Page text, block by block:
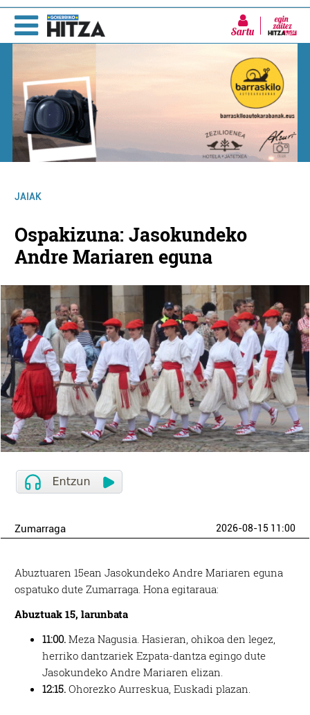
Sartu
JAIAK
Ospakizuna: Jasokundeko
Andre Mariaren eguna
Zumarraga 2026-08-15 11:00
Abuztuaren 15ean Jasokundeko Andre Mariaren eguna
ospatuko dute Zumarraga. Hona egitaraua:
Abuztuak 15, larunbata
11:00. Meza Nagusia. Hasieran, ohikoa den legez,
herriko dantzariek Ezpata-dantza egingo dute
Jasokundeko Andre Mariaren elizan.
12:15. Ohorezko Aurreskua, Euskadi plazan.